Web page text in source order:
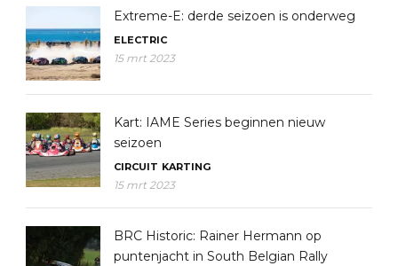
Extreme-E: derde seizoen is onderweg
ELECTRIC
15 mrt 2023
Kart: IAME Series beginnen nieuw
seizoen
CIRCUIT KARTING
15 mrt 2023
BRC Historic: Rainer Hermann op
puntenjacht in South Belgian Rally